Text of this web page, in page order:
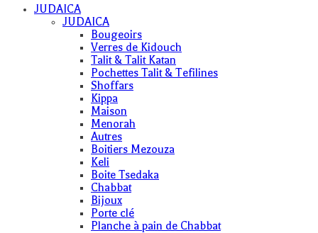
JUDAICA
JUDAICA
Bougeoirs
Verres de Kidouch
Talit & Talit Katan
Pochettes Talit & Tefilines
Shoffars
Kippa
Maison
Menorah
Autres
Boitiers Mezouza
Keli
Boite Tsedaka
Chabbat
Bijoux
Porte clé
Planche à pain de Chabbat